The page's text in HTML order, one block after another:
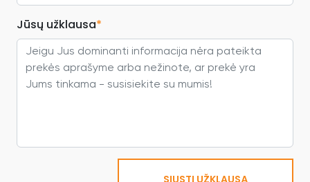
Jūsų užklausa*
SIŲSTI UŽKLAUSĄ